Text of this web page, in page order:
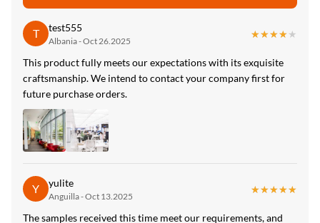
ISO9001
Type:
metal pvc wall panel
High Light:
iso9001 fabrik Interiør bambus fiber paneler
iso9001 fabrik Interiør bambus fiber panel
T test555
Albania - Oct 26.2025
★★★★★
★★★★★
This product fully meets our expectations with its exquisite
craftsmanship. We intend to contact your company first for
future purchase orders.
Y yulite
Anguilla - Oct 13.2025
★★★★★
★★★★★
The samples received this time meet our requirements, and